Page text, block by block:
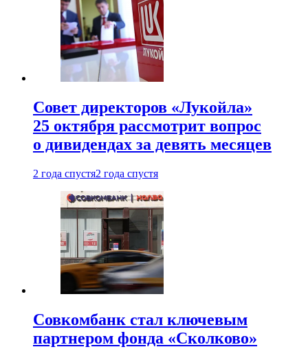
Совет директоров «Лукойла»
25 октября рассмотрит вопрос
о дивидендах за девять месяцев
2 года спустя2 года спустя
Совкомбанк стал ключевым
партнером фонда «Сколково»